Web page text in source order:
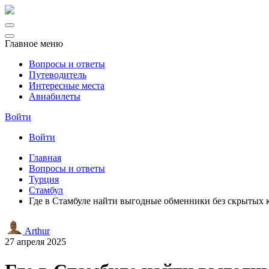
Главное меню
Вопросы и ответы
Путеводитель
Интересные места
Авиабилеты
Войти
Войти
Главная
Вопросы и ответы
Турция
Стамбул
Где в Стамбуле найти выгодные обменники без скрытых
Arthur
27 апреля 2025